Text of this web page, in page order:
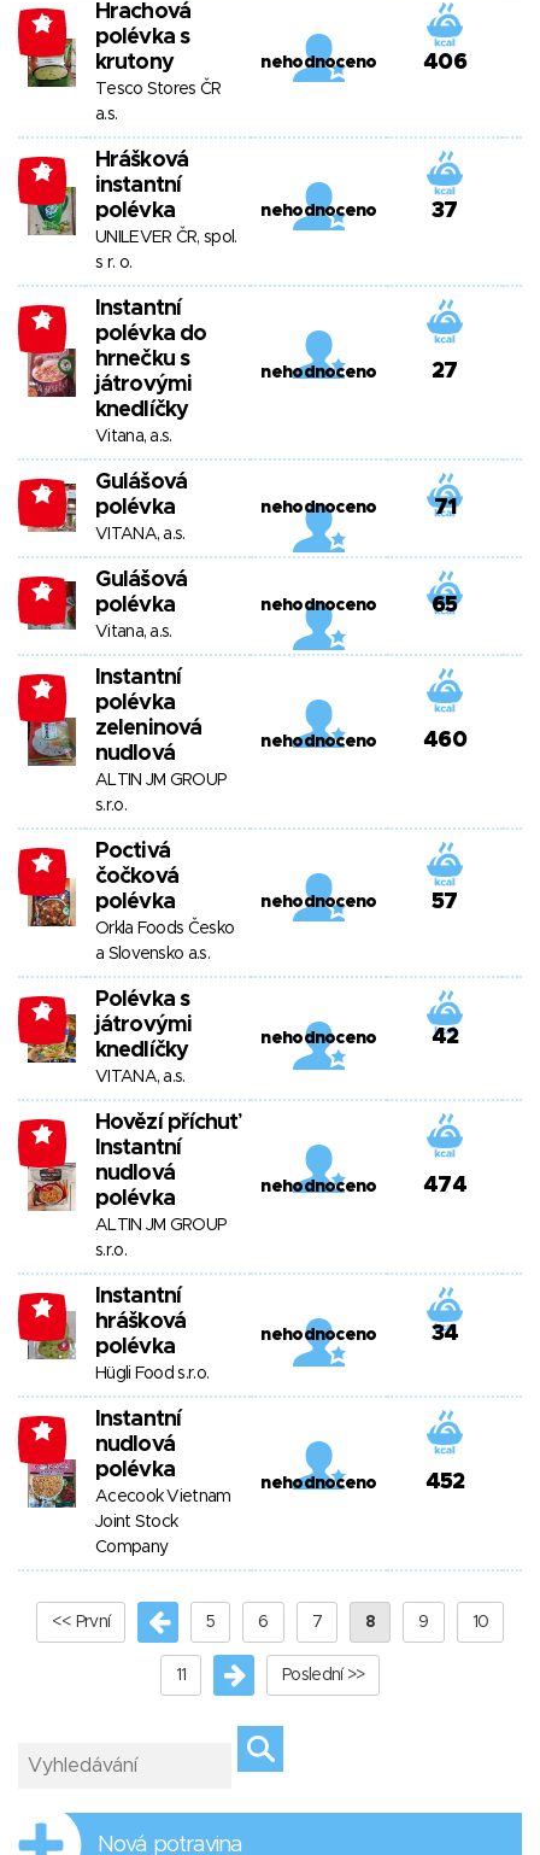
-2
Hrachová
polévka s
krutony
Tesco Stores ČR
a.s.
nehodnoceno 406
-2
Hrášková
instantní
polévka
UNILEVER ČR, spol.
s r. o.
nehodnoceno 37
-2
Instantní
polévka do
hrnečku s
játrovými
knedlíčky
Vitana, a.s.
nehodnoceno 27
-3
Gulášová
polévka
VITANA, a.s.
nehodnoceno 71
-3
Gulášová
polévka
Vitana, a.s.
nehodnoceno 65
-3
Instantní
polévka
zeleninová
nudlová
ALTIN JM GROUP
s.r.o.
nehodnoceno 460
-3
Poctivá
čočková
polévka
Orkla Foods Česko
a Slovensko a.s.
nehodnoceno 57
-3
Polévka s
játrovými
knedlíčky
VITANA, a.s.
nehodnoceno 42
-4
Hovězí příchuť
Instantní
nudlová
polévka
ALTIN JM GROUP
s.r.o.
nehodnoceno 474
-4
Instantní
hrášková
polévka
Hügli Food s.r.o.
nehodnoceno 34
-4
Instantní
nudlová
polévka
Acecook Vietnam
Joint Stock
Company
nehodnoceno 452
<< První 5 6 7 8 9 10
11 Poslední >>
Nová potravina